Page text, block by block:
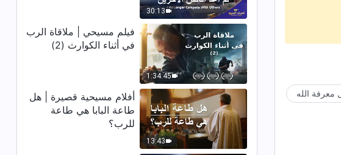
30:13
1:34:45
فيلم مسيحي | ملاقاة الرب
في أثناء الكوارث (2)
13:43
أفلام مسيحية قصيرة | هل
طاعة البابا هي طاعة
للرب؟